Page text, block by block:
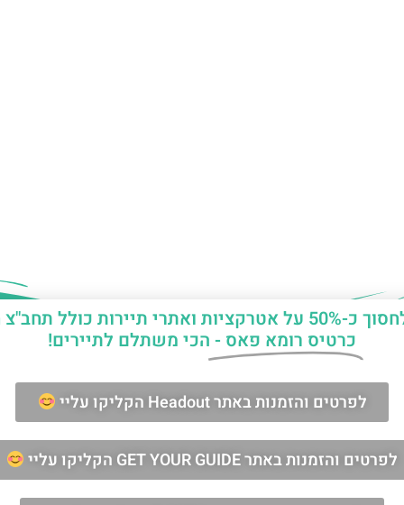
החופשה ברומא?
מאשר/ת קבלת דיוור וחומרים פרסומיים
ואתרי תיירות כולל תחב"צ חינם?
כרטיס רומא פאס - הכי משתלם לתיירים!
לפרטים והזמנות באתר Headout הקליקו עליי
לפרטים והזמנות באתר GET YOUR GUIDE הקליקו עליי